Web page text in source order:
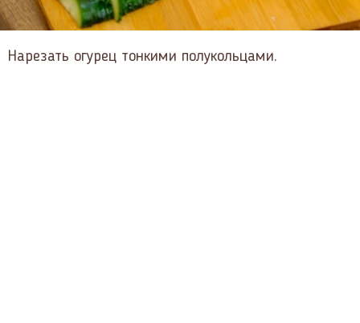
Нарезать огурец тонкими полукольцами.